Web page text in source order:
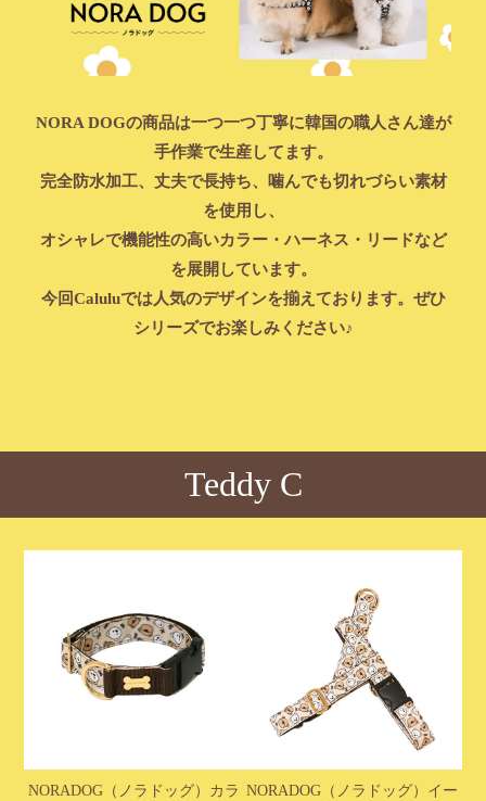
NORA DOGの商品は一つ一つ丁寧に韓国の職人さん達が
手作業で生産してます。
完全防水加工、丈夫で長持ち、噛んでも切れづらい素材
を使用し、
オシャレで機能性の高いカラー・ハーネス・リードなど
を展開しています。
今回Caluluでは人気のデザインを揃えております。ぜひ
シリーズでお楽しみください♪
Teddy C
NORADOG（ノラドッグ）カラ NORADOG（ノラドッグ）イー